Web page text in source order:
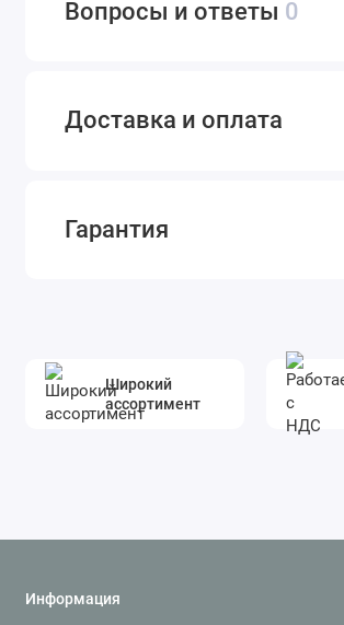
Вопросы и ответы 0
Доставка и оплата
Гарантия
Широкий
ассортимент
Информация